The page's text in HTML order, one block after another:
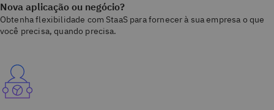
Nova aplicação ou negócio?
Obtenha flexibilidade com StaaS para fornecer à sua empresa o que
você precisa, quando precisa.